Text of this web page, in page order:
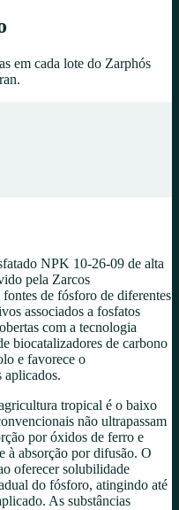
em cada lote do Zarphós
.
NPK 10-26-09 de alta
pela Zarcos
de fósforo de diferentes
associados a fosfatos
com a tecnologia
biocatalizadores de carbono
e favorece o
aplicados.
tropical é o baixo
não ultrapassam
por óxidos de ferro e
à absorção por difusão. O
oferecer solubilidade
do fósforo, atingindo até
As substâncias